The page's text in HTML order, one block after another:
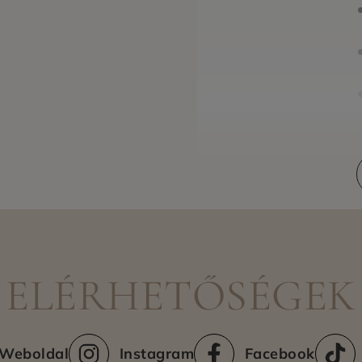
ELÉRHETŐSÉGEK
Instagram Facebook